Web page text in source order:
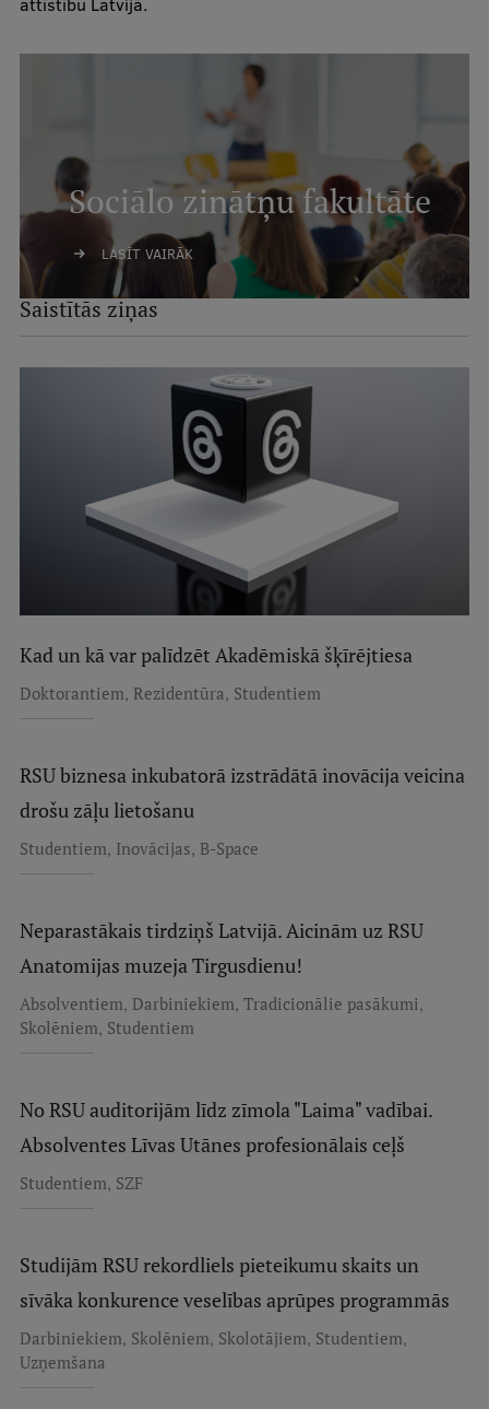
Sociālo zinātņu fakultāte
LASĪT VAIRĀK
Saistītās ziņas
Kad un kā var palīdzēt Akadēmiskā šķīrējtiesa
Doktorantiem, Rezidentūra, Studentiem
RSU biznesa inkubatorā izstrādātā inovācija veicina
drošu zāļu lietošanu
Studentiem, Inovācijas, B-Space
Neparastākais tirdziņš Latvijā. Aicinām uz RSU
Anatomijas muzeja Tirgusdienu!
Absolventiem, Darbiniekiem, Tradicionālie pasākumi,
Skolēniem, Studentiem
No RSU auditorijām līdz zīmola "Laima" vadībai.
Absolventes Līvas Utānes profesionālais ceļš
Studentiem, SZF
Studijām RSU rekordliels pieteikumu skaits un
sīvāka konkurence veselības aprūpes programmās
Darbiniekiem, Skolēniem, Skolotājiem, Studentiem,
Uzņemšana